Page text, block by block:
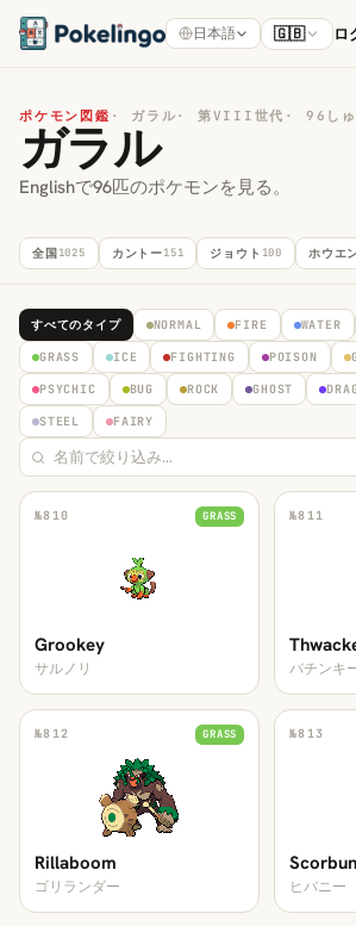
日本語 🇬🇧 ロ
ポケモン図鑑 · ガラル · 第VIII世代 · 96し
ガラル
Englishで96匹のポケモンを見る。
全国1025 カントー151 ジョウト 100 ホウエ
すべてのタイプ NORMAL FIRE WATER
GRASS ICE FIGHTING POISON
PSYCHIC BUG ROCK GHOST
STEEL FAIRY
№810 GRASS
Grookey
サルノリ
№811
バチンキ
№812 GRASS
Rillaboom
ゴリランダー
№813
ヒバニー